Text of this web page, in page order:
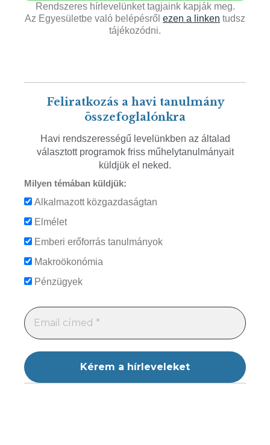
Rendszeres hírlevelünket tagjaink kapják meg.
Az Egyesületbe való belépésről ezen a linken tudsz
tájékozódni.
Feliratkozás a havi tanulmány
összefoglalónkra
Havi rendszerességű levelünkben az általad
választott programok friss műhelytanulmányait
küldjük el neked.
Milyen témában küldjük:
Alkalmazott közgazdaságtan
Elmélet
Emberi erőforrás tanulmányok
Makroökonómia
Pénzügyek